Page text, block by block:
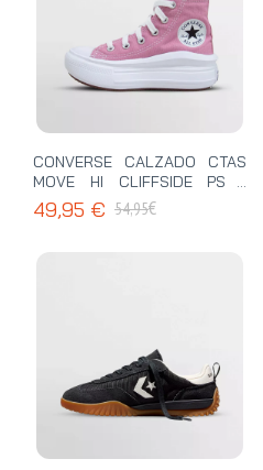
CONVERSE CALZADO CTAS
MOVE HI CLIFFSIDE PS -
A13129C
49,95 € 54,95€